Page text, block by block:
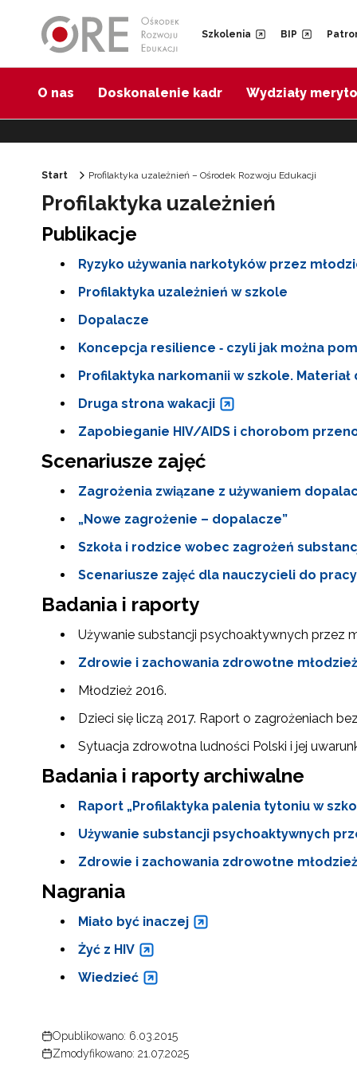
Szkolenia BIP
O nas Doskonalenie kadr Wydziały
Start Profilaktyka uzależnień – Ośrodek Rozwoju Edukacji
Profilaktyka uzależnień
Publikacje
Ryzyko używania narkotyków przez
Profilaktyka uzależnień w szkole
Dopalacze
Koncepcja resilience ‑ czyli jak można
Profilaktyka narkomanii w szkole.
Druga strona wakacji
Zapobieganie HIV/AIDS i chorobom
Scenariusze zajęć
Zagrożenia związane z używaniem
„Nowe zagrożenie – dopalacze”
Szkoła i rodzice wobec zagrożeń
Scenariusze zajęć dla nauczycieli do
Badania i raporty
Używanie substancji psychoaktywnych przez
Zdrowie i zachowania zdrowotne
Młodzież 2016.
Dzieci się liczą 2017. Raport o zagrożeniach
Sytuacja zdrowotna ludności Polski i jej
Badania i raporty archiwalne
Raport „Profilaktyka palenia tytoniu w
Używanie substancji psychoaktywnych
Zdrowie i zachowania zdrowotne
Nagrania
Miało być inaczej
Żyć z HIV
Wiedzieć
Opublikowano: 6.03.2015
Zmodyfikowano: 21.07.2025